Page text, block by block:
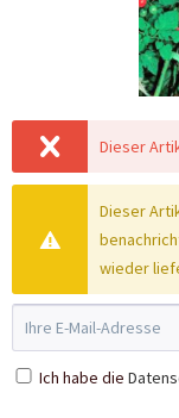
Dieser
Dieser
wieder
Ich habe die